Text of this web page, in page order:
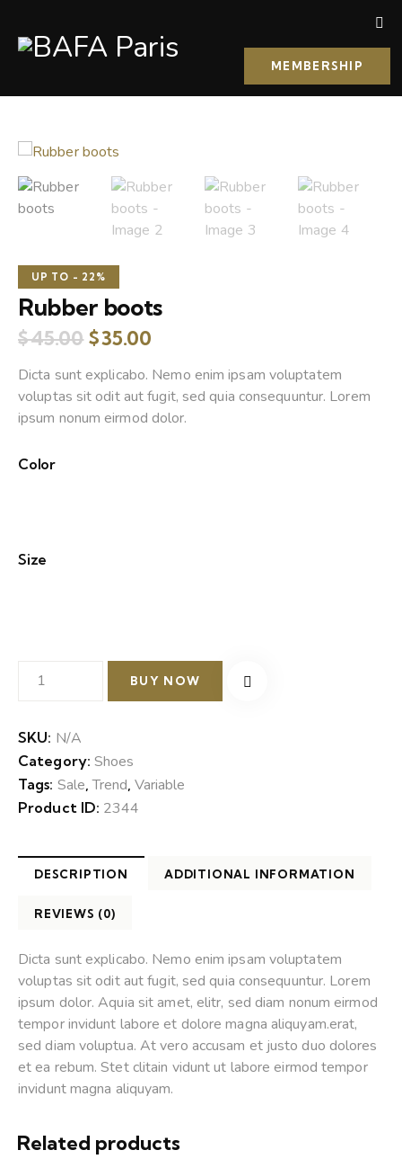
MEMBERSHIP
UP TO - 22%
Rubber boots
$45.00 $35.00
Dicta sunt explicabo. Nemo enim ipsam voluptatem
voluptas sit odit aut fugit, sed quia consequuntur. Lorem
ipsum nonum eirmod dolor.
Color
Size
BUY NOW
SKU: N/A
Category: Shoes
Tags: Sale ,Trend ,Variable
Product ID: 2344
DESCRIPTION ADDITIONAL INFORMATION
REVIEWS (0)
Dicta sunt explicabo. Nemo enim ipsam voluptatem
voluptas sit odit aut fugit, sed quia consequuntur. Lorem
ipsum dolor. Aquia sit amet, elitr, sed diam nonum eirmod
tempor invidunt labore et dolore magna aliquyam.erat,
sed diam voluptua. At vero accusam et justo duo dolores
et ea rebum. Stet clitain vidunt ut labore eirmod tempor
invidunt magna aliquyam.
Related products